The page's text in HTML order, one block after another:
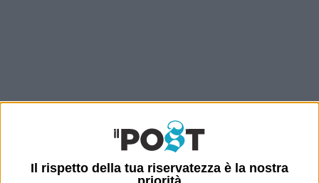
Il rispetto della tua riservatezza è la nostra